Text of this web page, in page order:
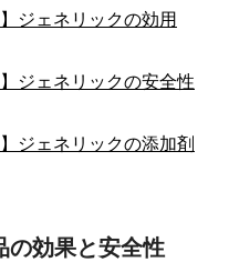
ジェネリックの効用
ジェネリックの安全性
ジェネリックの添加剤
効果と安全性